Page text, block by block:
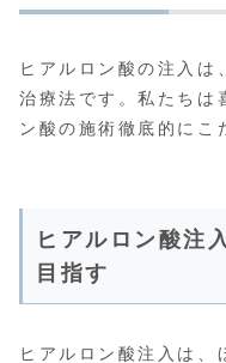
ヒアルロン酸の注入は
治療法です。私たちは
ン酸の施術徹底的にこ
ヒアルロン酸注
目指す
ヒアルロン酸注入は、